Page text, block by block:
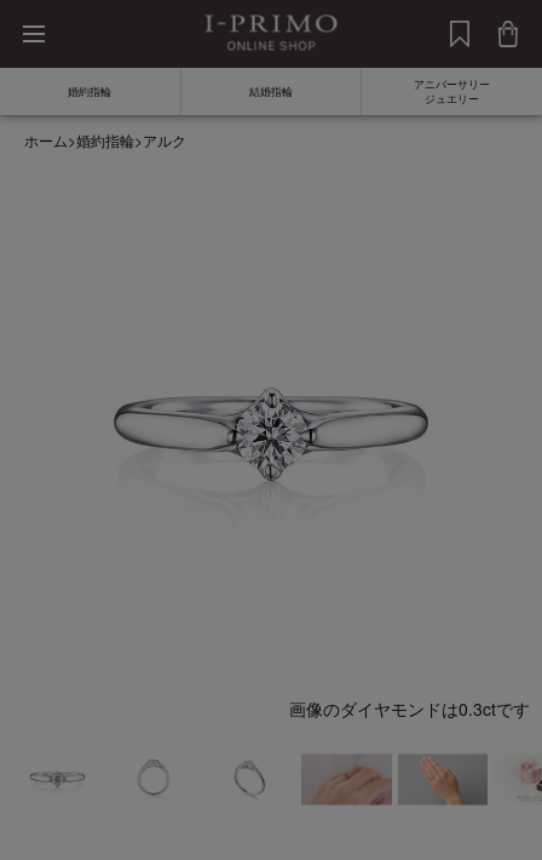
婚約指輪 結婚指輪
アニバーサリー
ジュエリー
ホーム>婚約指輪>アルク
画像のダイヤモンドは0.3ctです